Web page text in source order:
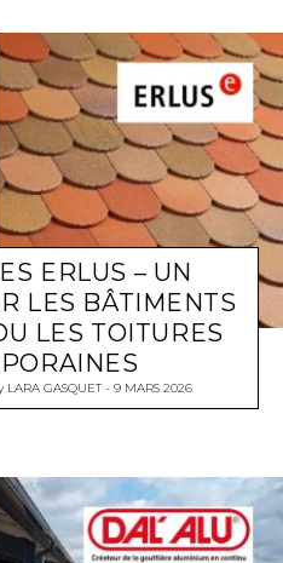
ERLUS – UN
LES BÂTIMENTS
LES TOITURES
LARA GASQUET 9 MARS 2026